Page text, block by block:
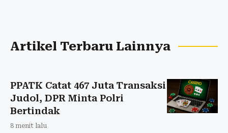
Artikel Terbaru Lainnya
PPATK Catat 467 Juta Transaksi
Judol, DPR Minta Polri
Bertindak
8 menit lalu